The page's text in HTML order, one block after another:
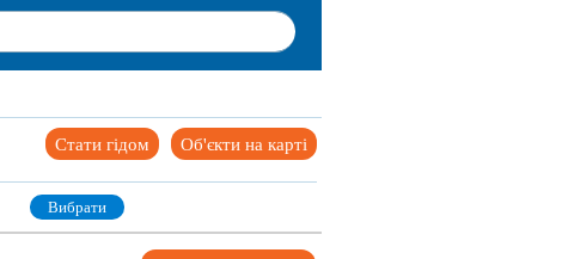
Об'єкти на карті
Стати гідом
Вибрати